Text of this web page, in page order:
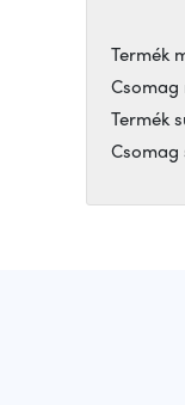
Termék
Csomag
Termék
Csomag